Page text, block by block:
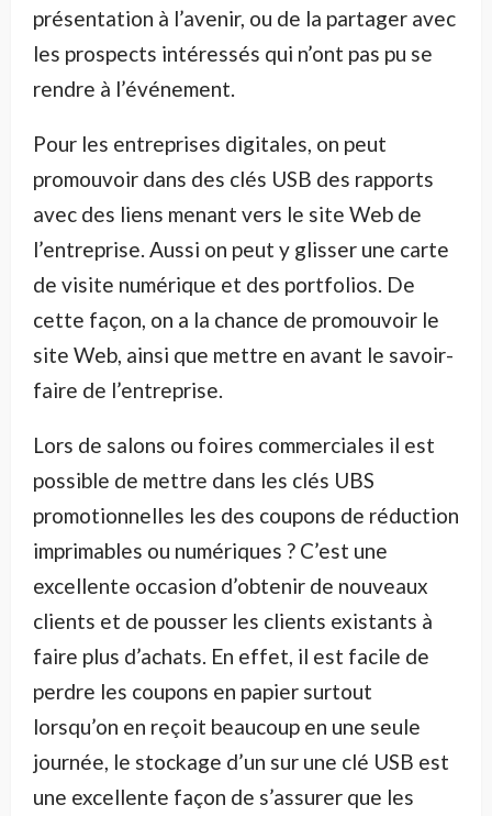
présentation à l’avenir, ou de la partager avec
les prospects intéressés qui n’ont pas pu se
rendre à l’événement.
Pour les entreprises digitales, on peut
promouvoir dans des clés USB des rapports
avec des liens menant vers le site Web de
l’entreprise. Aussi on peut y glisser une carte
de visite numérique et des portfolios. De
cette façon, on a la chance de promouvoir le
site Web, ainsi que mettre en avant le savoir-
faire de l’entreprise.
Lors de salons ou foires commerciales il est
possible de mettre dans les clés UBS
promotionnelles les des coupons de réduction
imprimables ou numériques ? C’est une
excellente occasion d’obtenir de nouveaux
clients et de pousser les clients existants à
faire plus d’achats. En effet, il est facile de
perdre les coupons en papier surtout
lorsqu’on en reçoit beaucoup en une seule
journée, le stockage d’un sur une clé USB est
une excellente façon de s’assurer que les